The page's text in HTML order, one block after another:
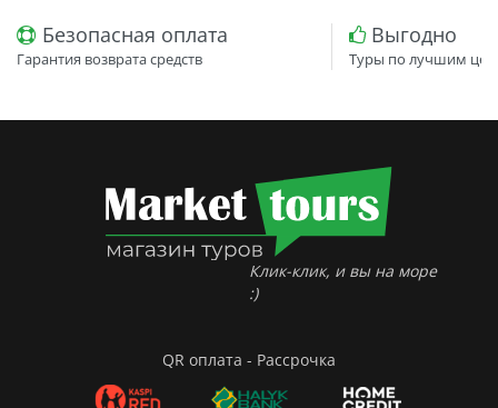
Безопасная оплата
Гарантия возврата средств
Выгодно
Туры по лучшим
Клик-клик, и вы на море
:)
QR оплата - Рассрочка